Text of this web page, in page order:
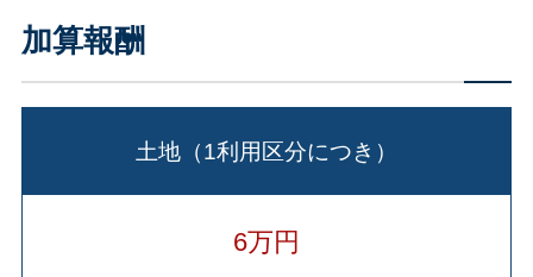
加算報酬
土地（1利用区分につき）
6万円